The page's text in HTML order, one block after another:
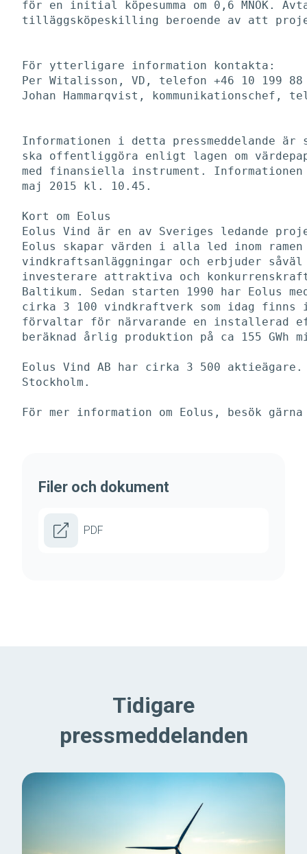
för en initial köpesumma om 0,6 MNOK.
tilläggsköpeskilling beroende av att
För ytterligare information kontakta:
Per Witalisson, VD, telefon +46 10 199 88
Johan Hammarqvist, kommunikationschef,
Informationen i detta pressmeddelande är
ska offentliggöra enligt lagen om
med finansiella instrument.
maj 2015 kl. 10.45.
Kort om Eolus
Eolus Vind är en av Sveriges ledande
Eolus skapar värden i alla led inom
vindkraftsanläggningar och erbjuder
investerare attraktiva och
Baltikum. Sedan starten 1990 har Eolus
cirka 3 100 vindkraftverk som idag finns i
förvaltar för närvarande en installerad
beräknad årlig produktion på ca 155
Eolus Vind AB har cirka 3 500 aktieägare.
Stockholm.
För mer information om Eolus, besök gärna
Filer och dokument
PDF
Tidigare
pressmeddelanden